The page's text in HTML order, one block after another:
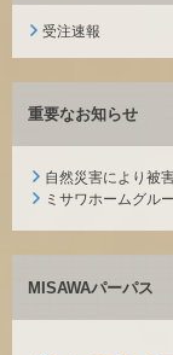
デザイナーズギ
インテリア
住まいづくりガ
買う
分譲住宅（建売
店舗・各種施設
土地活用モデル
法人のお客さま
企業不動産活用
リフォームの流
リフォームメニ
事業用
事業用リノベー
複合開発事業（
分譲マンション
建築再生事業
サポートメニュ
保証制度
ミサワリフォー
企業・IR情
MISAWAについて
展示場・イ
カタログ
受注速報
重要なお知らせ
自然災害により被
ミサワホームグル
MISAWAパーパス